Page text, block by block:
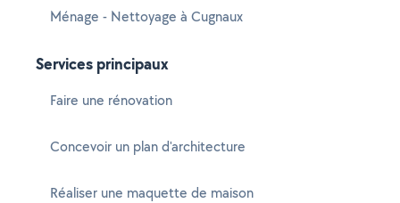
Ménage - Nettoyage à Cugnaux
Services principaux
Faire une rénovation
Concevoir un plan d'architecture
Réaliser une maquette de maison